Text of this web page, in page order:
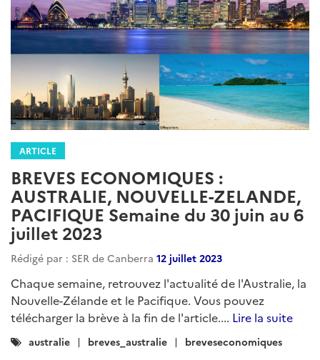
ARTICLE
BREVES ECONOMIQUES :
AUSTRALIE, NOUVELLE-ZELANDE,
PACIFIQUE Semaine du 30 juin au 6
juillet 2023
Rédigé par : SER de Canberra 12 juillet 2023
Chaque semaine, retrouvez l'actualité de l'Australie, la
Nouvelle-Zélande et le Pacifique. Vous pouvez
télécharger la brève à la fin de l'article.... Lire la suite
Catégories
australie breves_australie breveseconomiques